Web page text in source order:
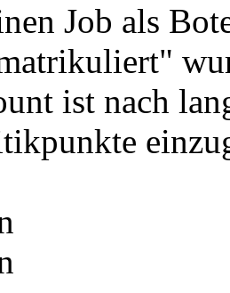
Job als
ist nach